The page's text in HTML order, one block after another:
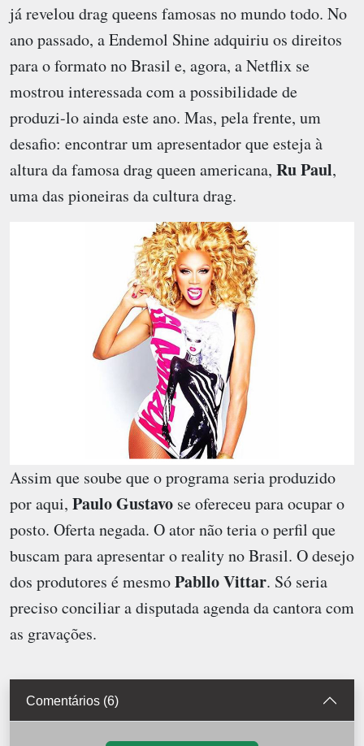
já revelou drag queens famosas no mundo todo. No
ano passado, a Endemol Shine adquiriu os direitos
para o formato no Brasil e, agora, a Netflix se
mostrou interessada com a possibilidade de
produzi-lo ainda este ano. Mas, pela frente, um
desafio: encontrar um apresentador que esteja à
altura da famosa drag queen americana, Ru Paul,
uma das pioneiras da cultura drag.
Assim que soube que o programa seria produzido
por aqui, Paulo Gustavo se ofereceu para ocupar o
posto. Oferta negada. O ator não teria o perfil que
buscam para apresentar o reality no Brasil. O desejo
dos produtores é mesmoPabllo Vittar. Só seria
preciso conciliar a disputada agenda da cantora com
as gravações.
Comentários (6)